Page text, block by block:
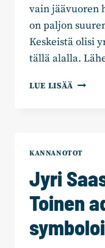
vain jäävuoren
on paljon
Keskeistä olisi
tällä alalla.
LUE LISÄÄ JYRI
KANNANOTOT
Jyri
Toinen